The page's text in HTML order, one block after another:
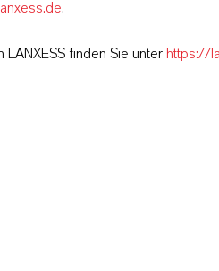
.
finden Sie unter https://